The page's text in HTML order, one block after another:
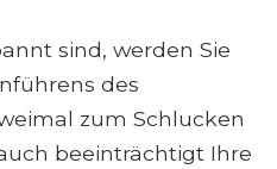
sind, werden Sie
des
zum Schlucken
beeinträchtigt Ihre